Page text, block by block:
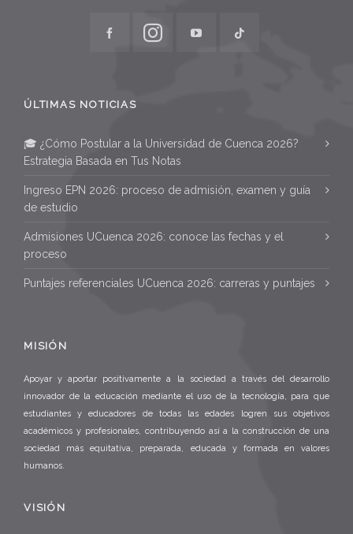
ÚLTIMAS NOTICIAS
🎓 ¿Cómo Postular a la Universidad de Cuenca 2026?
Estrategia Basada en Tus Notas
Ingreso EPN 2026: proceso de admisión, examen y guía
de estudio
Admisiones UCuenca 2026: conoce las fechas y el
proceso
Puntajes referenciales UCuenca 2026: carreras y puntajes
MISIÓN
Apoyar y aportar positivamente a la sociedad a través del desarrollo
innovador de la educación mediante el uso de la tecnología, para que
estudiantes y educadores de todas las edades logren sus objetivos
académicos y profesionales, contribuyendo así a la construcción de una
sociedad más equitativa, preparada, educada y formada en valores
humanos.
VISIÓN